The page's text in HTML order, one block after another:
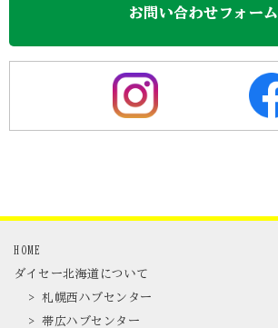
お問い合わせフォーム
HOME
ダイセー北海道について
> 札幌西ハブセンター
> 帯広ハブセンター